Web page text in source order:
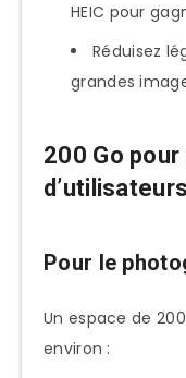
HEIC pour
Réduisez
grandes
200 Go
d’utilisateurs
Pour le
Un espace de
environ :